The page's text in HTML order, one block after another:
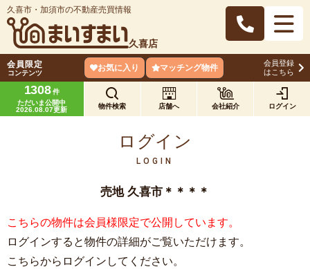
久喜市・加須市の不動産売買情報
久喜店
会員限定
コンテンツ
お気に入り マッチング物件
会員登録
はこちら
1308 件
ただいま公開中
2026.08.07更新
物件検索 店舗へ 会社紹介 ログイン
ログイン
LOGIN
売地 久喜市＊＊＊＊
こちらの物件は会員様限定で公開しています。
ログインすると物件の詳細がご覧いただけます。
こちらからログインしてください。